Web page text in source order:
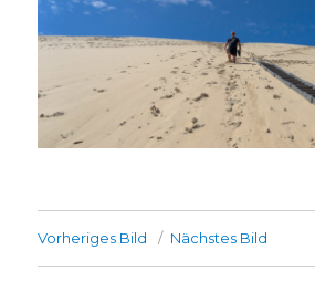
Vorheriges Bild Nächstes Bild